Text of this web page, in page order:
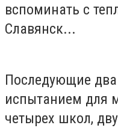
вспоминать с
Славянск...
Последующие
испытанием для
четырех школ,